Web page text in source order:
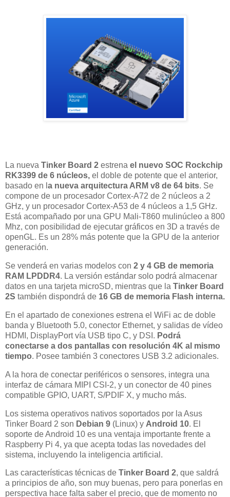
La nueva Tinker Board 2 estrena el nuevo SOC Rockchip
RK3399 de 6 núcleos, el doble de potente que el anterior,
basado en l a nueva arquitectura ARM v8 de 64 bits. Se
compone de un procesador Cortex-A72 de 2 núcleos a 2
GHz, y un procesador Cortex-A53 de 4 núcleos a 1,5 GHz.
Está acompañado por una GPU Mali-T860 mulinúcleo a 800
Mhz, con posibilidad de ejecutar gráficos en 3D a través de
openGL. Es un 28% más potente que la GPU de la anterior
generación.
Se venderá en varias modelos con 2 y 4 GB de memoria
RAM LPDDR4. La versión estándar solo podrá almacenar
datos en una tarjeta microSD, mientras que la Tinker Board
2S también dispondrá de 16 GB de memoria Flash interna.
En el apartado de conexiones estrena el WiFi ac de doble
banda y Bluetooth 5.0, conector Ethernet, y salidas de vídeo
HDMI, DisplayPort vía USB tipo C, y DSI. Podrá
conectarse a dos pantallas con resolución 4K al mismo
tiempo. Posee también 3 conectores USB 3.2 adicionales.
A la hora de conectar periféricos o sensores, integra una
interfaz de cámara MIPI CSI-2, y un conector de 40 pines
compatible GPIO, UART, S/PDIF X, y mucho más.
Los sistema operativos nativos soportados por la Asus
Tinker Board 2 son Debian 9 (Linux) y Android 10. El
soporte de Android 10 es una ventaja importante frente a
Raspberry Pi 4, ya que acepta todas las novedades del
sistema, incluyendo la inteligencia artificial.
Las características técnicas de Tinker Board 2, que saldrá
a principios de año, son muy buenas, pero para ponerlas en
perspectiva hace falta saber el precio, que de momento no